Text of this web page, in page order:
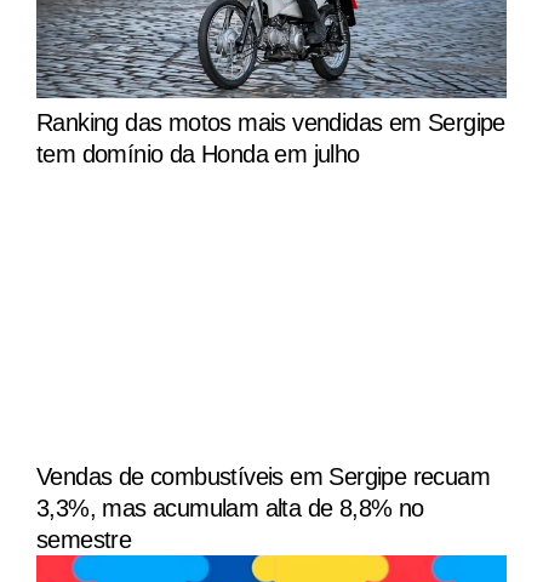
Ranking das motos mais vendidas em Sergipe
tem domínio da Honda em julho
Vendas de combustíveis em Sergipe recuam
3,3%, mas acumulam alta de 8,8% no
semestre